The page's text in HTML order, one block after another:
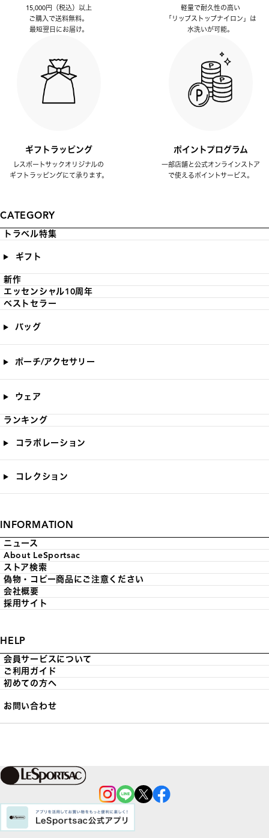
15,000円（税込）以上
ご購入で送料無料。
最短翌日にお届け。
軽量で耐久性の高い
「リップストップナイロン」は
水洗いが可能。
ギフトラッピング
レスポートサックオリジナルの
ギフトラッピングにて承ります。
ポイントプログラム
一部店舗と公式オンラインストア
で使えるポイントサービス。
CATEGORY
トラベル特集
ギフト
新作
エッセンシャル10周年
ベストセラー
バッグ
ポーチ/アクセサリー
ウェア
ランキング
コラボレーション
コレクション
INFORMATION
ニュース
About LeSportsac
ストア検索
偽物・コピー商品にご注意ください
会社概要
採用サイト
HELP
会員サービスについて
ご利用ガイド
初めての方へ
お問い合わせ